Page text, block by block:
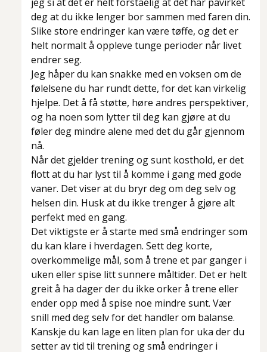
deg at du ikke lenger bor sammen med faren din.
Slike store endringer kan være tøffe, og det er
helt normalt å oppleve tunge perioder når livet
endrer seg.
Jeg håper du kan snakke med en voksen om de
følelsene du har rundt dette, for det kan virkelig
hjelpe. Det å få støtte, høre andres perspektiver,
og ha noen som lytter til deg kan gjøre at du
føler deg mindre alene med det du går gjennom
nå.
Når det gjelder trening og sunt kosthold, er det
flott at du har lyst til å komme i gang med gode
vaner. Det viser at du bryr deg om deg selv og
helsen din. Husk at du ikke trenger å gjøre alt
perfekt med en gang.
Det viktigste er å starte med små endringer som
du kan klare i hverdagen. Sett deg korte,
overkommelige mål, som å trene et par ganger i
uken eller spise litt sunnere måltider. Det er helt
greit å ha dager der du ikke orker å trene eller
ender opp med å spise noe mindre sunt. Vær
snill med deg selv for det handler om balanse.
Kanskje du kan lage en liten plan for uka der du
setter av tid til trening og små endringer i